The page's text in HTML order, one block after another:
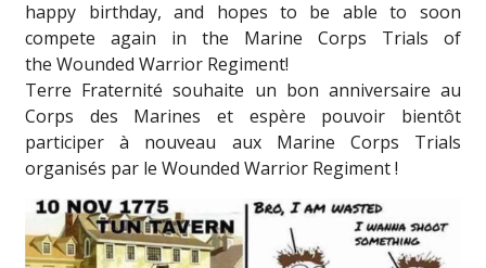
happy birthday, and hopes to be able to soon
compete again in the Marine Corps Trials of
theWounded Warrior Regiment!
Terre Fraternité souhaite un bon anniversaire au
Corps des Marines et espère pouvoir bientôt
participer à nouveau aux Marine Corps Trials
organisés par le Wounded Warrior Regiment !